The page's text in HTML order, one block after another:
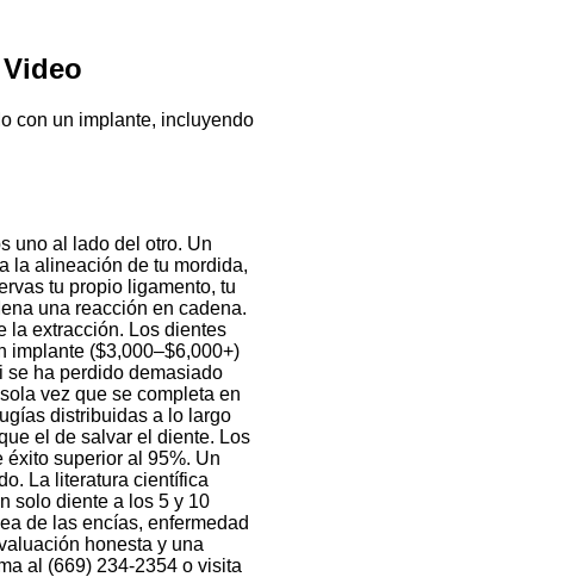
con un implante, incluyendo
uno al lado del otro. Un
la alineación de tu mordida,
tu propio ligamento, tu
una reacción en cadena.
la extracción. Los dientes
implante ($3,000–$6,000+)
se ha perdido demasiado
vez que se completa en
distribuidas a lo largo
el de salvar el diente. Los
superior al 95%. Un
La literatura científica
solo diente a los 5 y 10
de las encías, enfermedad
honesta y una
al (669) 234-2354 o visita